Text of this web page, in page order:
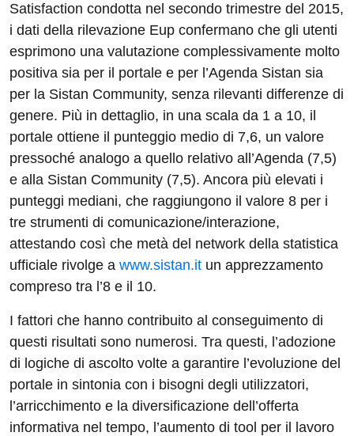
Satisfaction condotta nel secondo trimestre del 2015,
i dati della rilevazione Eup confermano che gli utenti
esprimono una valutazione complessivamente molto
positiva sia per il portale e per l’Agenda Sistan sia
per la Sistan Community, senza rilevanti differenze di
genere. Più in dettaglio, in una scala da 1 a 10, il
portale ottiene il punteggio medio di 7,6, un valore
pressoché analogo a quello relativo all’Agenda (7,5)
e alla Sistan Community (7,5). Ancora più elevati i
punteggi mediani, che raggiungono il valore 8 per i
tre strumenti di comunicazione/interazione,
attestando così che metà del network della statistica
ufficiale rivolge a www.sistan.it un apprezzamento
compreso tra l’8 e il 10.
I fattori che hanno contribuito al conseguimento di
questi risultati sono numerosi. Tra questi, l’adozione
di logiche di ascolto volte a garantire l’evoluzione del
portale in sintonia con i bisogni degli utilizzatori,
l’arricchimento e la diversificazione dell’offerta
informativa nel tempo, l’aumento di tool per il lavoro